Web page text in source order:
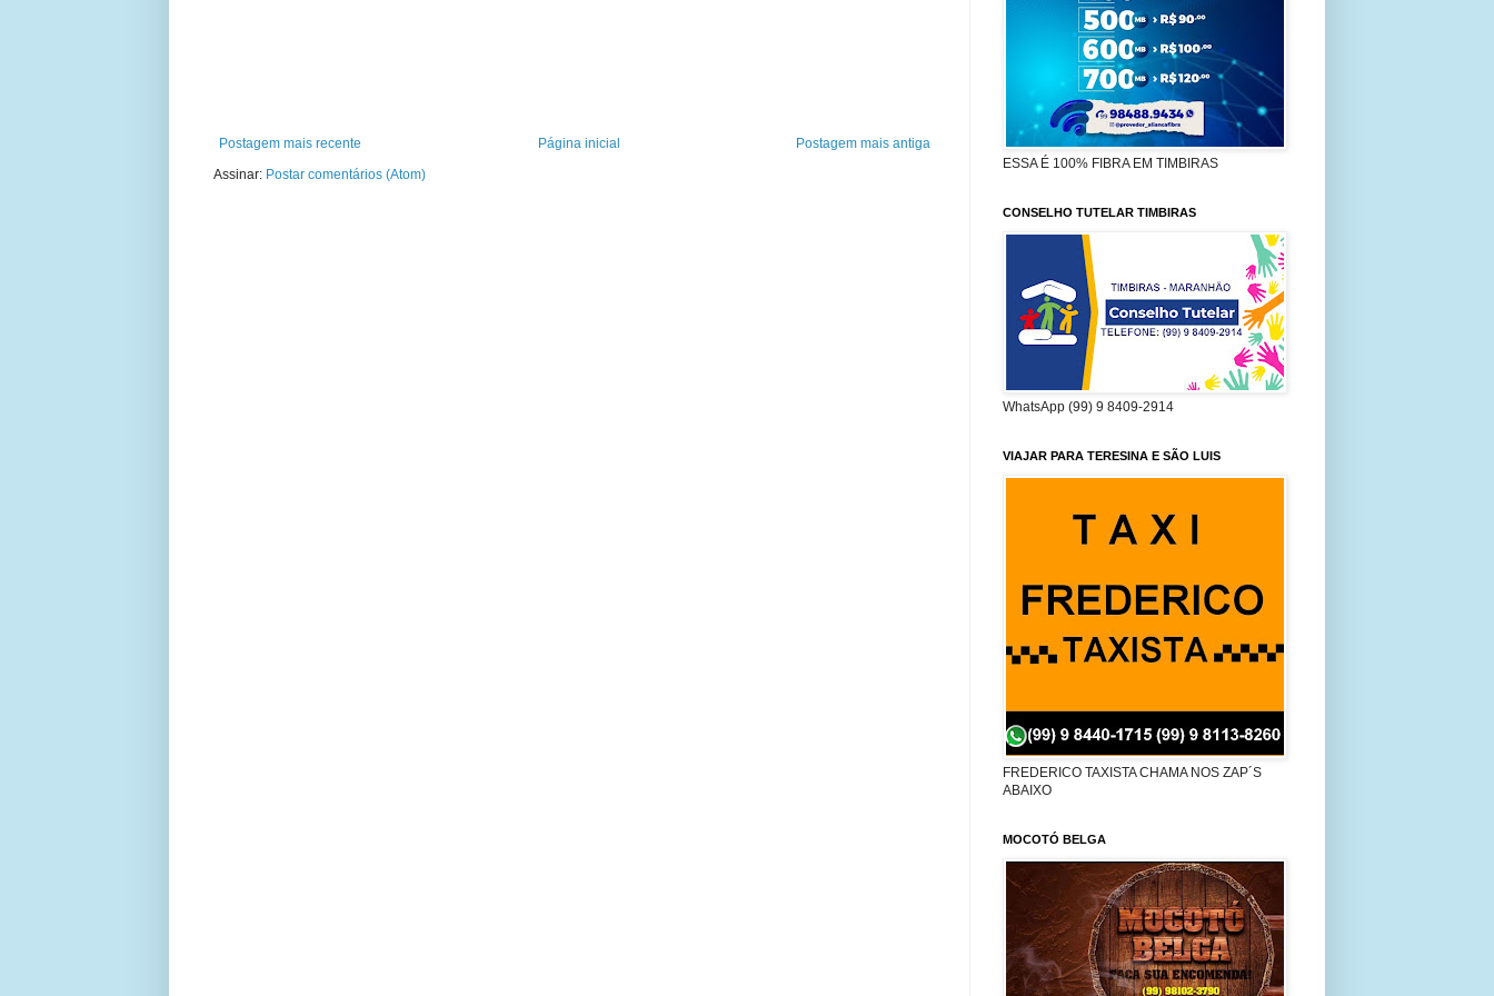
Postagem mais recente Postagem mais antiga
Página inicial
Assinar: Postar comentários (Atom)
ESSA É 100% FIBRA EM TIMBIRAS
CONSELHO TUTELAR TIMBIRAS
WhatsApp (99) 9 8409-2914
VIAJAR PARA TERESINA E SÃO LUIS
FREDERICO TAXISTA CHAMA NOS ZAP´S
ABAIXO
MOCOTÓ BELGA